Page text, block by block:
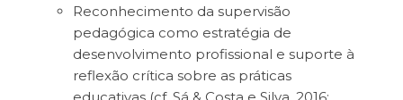
Reconhecimento da supervisão
pedagógica como estratégia de
desenvolvimento profissional e suporte à
reflexão crítica sobre as práticas